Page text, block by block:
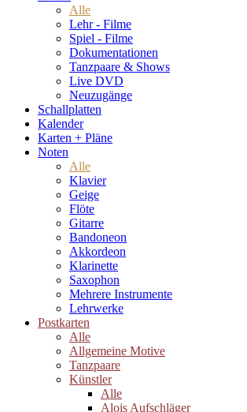
Alle
Lehr - Filme
Spiel - Filme
Dokumentationen
Tanzpaare & Shows
Live DVD
Neuzugänge
Schallplatten
Kalender
Karten + Pläne
Noten
Alle
Klavier
Geige
Flöte
Gitarre
Bandoneon
Akkordeon
Klarinette
Saxophon
Mehrere Instrumente
Lehrwerke
Postkarten
Alle
Allgemeine Motive
Tanzpaare
Künstler
Alle
Alois Aufschläger